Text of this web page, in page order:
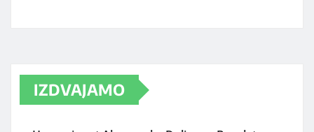
IZDVAJAMO